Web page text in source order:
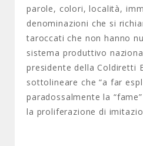
parole, colori, località,
denominazioni che si
taroccati che non hanno
sistema produttivo
presidente della Coldiretti
sottolineare che “a far
paradossalmente la
la proliferazione di